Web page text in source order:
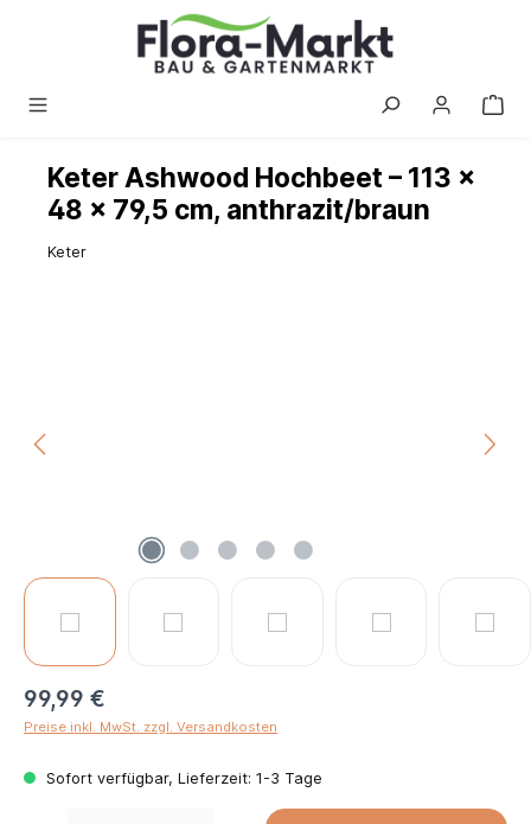
Keter Ashwood Hochbeet – 113 ×
48 × 79,5 cm, anthrazit/braun
Keter
99,99 €
Preise inkl. MwSt. zzgl. Versandkosten
Sofort verfügbar, Lieferzeit: 1-3 Tage
Produkt Anzahl: Gib den gewünschten Wert ein oder benutze die Schaltflächen um die